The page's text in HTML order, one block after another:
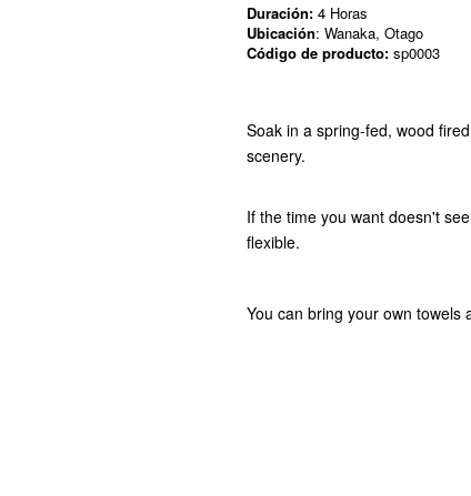
Duración: 4 Horas
Ubicación: Wanaka, Otago
Código de producto: sp0003
Soak in a spring-fed, wood
scenery.
If the time you want doesn't
flexible.
You can bring your own